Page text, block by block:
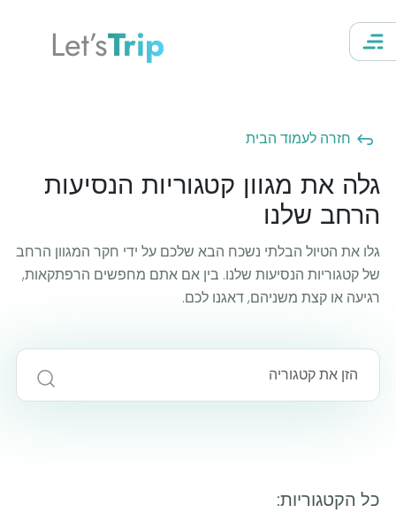
Let’sTrip
חזרה לעמוד הבית
גלה את מגוון קטגוריות הנסיעות
הרחב שלנו
גלו את הטיול הבלתי נשכח הבא שלכם על ידי חקר המגוון הרחב
של קטגוריות הנסיעות שלנו. בין אם אתם מחפשים הרפתקאות,
רגיעה או קצת משניהם, דאגנו לכם.
כל הקטגוריות: